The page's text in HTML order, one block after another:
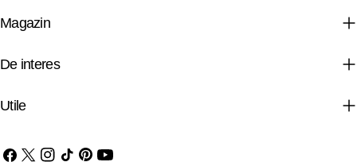
Magazin
De interes
Utile
Facebook
X
Instagram
TIC-Pinterest
YouTube